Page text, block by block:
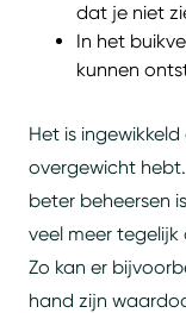
dat je niet
In het
kunnen
Het is
overgewicht
beter beheersen
veel meer
Zo kan er
hand zijn